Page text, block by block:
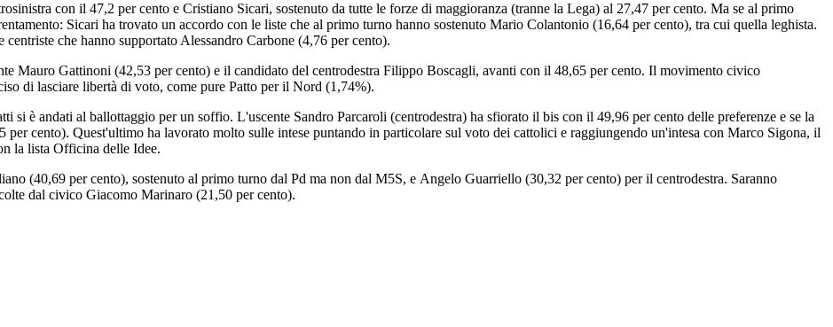
con il 47,2 per cento e Cristiano Sicari, sostenuto da tutte le forze di maggioranza (tranne la Lega) al 27,47 per cento. Ma se al primo
Sicari ha trovato un accordo con le liste che al primo turno hanno sostenuto Mario Colantonio (16,64 per cento), tra cui quella leghista.
che hanno supportato Alessandro Carbone (4,76 per cento).
Mauro Gattinoni (42,53 per cento) e il candidato del centrodestra Filippo Boscagli, avanti con il 48,65 per cento. Il movimento civico
di lasciare libertà di voto, come pure Patto per il Nord (1,74%).
si è andati al ballottaggio per un soffio. L'uscente Sandro Parcaroli (centrodestra) ha sfiorato il bis con il 49,96 per cento delle preferenze e se la
cento). Quest'ultimo ha lavorato molto sulle intese puntando in particolare sul voto dei cattolici e raggiungendo un'intesa con Marco Sigona, il
la lista Officina delle Idee.
(40,69 per cento), sostenuto al primo turno dal Pd ma non dal M5S, e Angelo Guarriello (30,32 per cento) per il centrodestra. Saranno
dal civico Giacomo Marinaro (21,50 per cento).